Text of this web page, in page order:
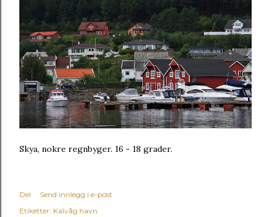
Skya, nokre regnbyger. 16 - 18 grader.
Del
Send innlegg i e-post
Etiketter: Kalvåg havn